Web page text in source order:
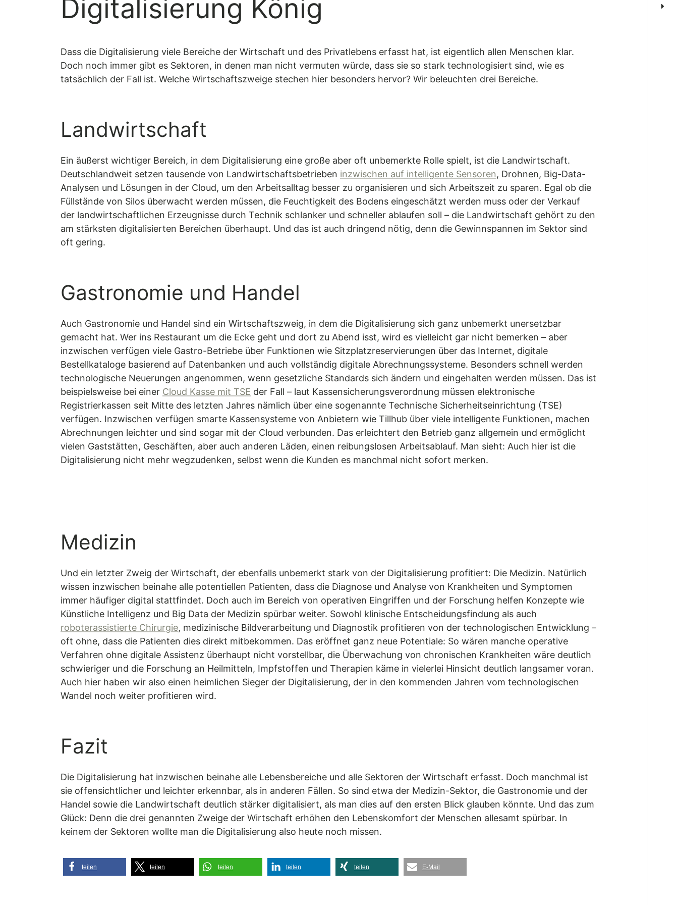
Digitalisierung König
Dass die Digitalisierung viele Bereiche der Wirtschaft und des Privatlebens erfasst hat, ist eigentlich allen Menschen klar.
Doch noch immer gibt es Sektoren, in denen man nicht vermuten würde, dass sie so stark technologisiert sind, wie es
tatsächlich der Fall ist. Welche Wirtschaftszweige stechen hier besonders hervor? Wir beleuchten drei Bereiche.
Landwirtschaft
Ein äußerst wichtiger Bereich, in dem Digitalisierung eine große aber oft unbemerkte Rolle spielt, ist die Landwirtschaft.
Deutschlandweit setzen tausende von Landwirtschaftsbetrieben inzwischen auf intelligente Sensoren, Drohnen, Big-Data-
Analysen und Lösungen in der Cloud, um den Arbeitsalltag besser zu organisieren und sich Arbeitszeit zu sparen. Egal ob die
Füllstände von Silos überwacht werden müssen, die Feuchtigkeit des Bodens eingeschätzt werden muss oder der Verkauf
der landwirtschaftlichen Erzeugnisse durch Technik schlanker und schneller ablaufen soll – die Landwirtschaft gehört zu den
am stärksten digitalisierten Bereichen überhaupt. Und das ist auch dringend nötig, denn die Gewinnspannen im Sektor sind
oft gering.
Gastronomie und Handel
Auch Gastronomie und Handel sind ein Wirtschaftszweig, in dem die Digitalisierung sich ganz unbemerkt unersetzbar
gemacht hat. Wer ins Restaurant um die Ecke geht und dort zu Abend isst, wird es vielleicht gar nicht bemerken – aber
inzwischen verfügen viele Gastro-Betriebe über Funktionen wie Sitzplatzreservierungen über das Internet, digitale
Bestellkataloge basierend auf Datenbanken und auch vollständig digitale Abrechnungssysteme. Besonders schnell werden
technologische Neuerungen angenommen, wenn gesetzliche Standards sich ändern und eingehalten werden müssen. Das ist
beispielsweise bei einer Cloud Kasse mit TSE der Fall – laut Kassensicherungsverordnung müssen elektronische
Registrierkassen seit Mitte des letzten Jahres nämlich über eine sogenannte Technische Sicherheitseinrichtung (TSE)
verfügen. Inzwischen verfügen smarte Kassensysteme von Anbietern wie Tillhub über viele intelligente Funktionen, machen
Abrechnungen leichter und sind sogar mit der Cloud verbunden. Das erleichtert den Betrieb ganz allgemein und ermöglicht
vielen Gaststätten, Geschäften, aber auch anderen Läden, einen reibungslosen Arbeitsablauf. Man sieht: Auch hier ist die
Digitalisierung nicht mehr wegzudenken, selbst wenn die Kunden es manchmal nicht sofort merken.
Medizin
Und ein letzter Zweig der Wirtschaft, der ebenfalls unbemerkt stark von der Digitalisierung profitiert: Die Medizin. Natürlich
wissen inzwischen beinahe alle potentiellen Patienten, dass die Diagnose und Analyse von Krankheiten und Symptomen
immer häufiger digital stattfindet. Doch auch im Bereich von operativen Eingriffen und der Forschung helfen Konzepte wie
Künstliche Intelligenz und Big Data der Medizin spürbar weiter. Sowohl klinische Entscheidungsfindung als auch
roboterassistierte Chirurgie, medizinische Bildverarbeitung und Diagnostik profitieren von der technologischen Entwicklung –
oft ohne, dass die Patienten dies direkt mitbekommen. Das eröffnet ganz neue Potentiale: So wären manche operative
Verfahren ohne digitale Assistenz überhaupt nicht vorstellbar, die Überwachung von chronischen Krankheiten wäre deutlich
schwieriger und die Forschung an Heilmitteln, Impfstoffen und Therapien käme in vielerlei Hinsicht deutlich langsamer voran.
Auch hier haben wir also einen heimlichen Sieger der Digitalisierung, der in den kommenden Jahren vom technologischen
Wandel noch weiter profitieren wird.
Fazit
Die Digitalisierung hat inzwischen beinahe alle Lebensbereiche und alle Sektoren der Wirtschaft erfasst. Doch manchmal ist
sie offensichtlicher und leichter erkennbar, als in anderen Fällen. So sind etwa der Medizin-Sektor, die Gastronomie und der
Handel sowie die Landwirtschaft deutlich stärker digitalisiert, als man dies auf den ersten Blick glauben könnte. Und das zum
Glück: Denn die drei genannten Zweige der Wirtschaft erhöhen den Lebenskomfort der Menschen allesamt spürbar. In
keinem der Sektoren wollte man die Digitalisierung also heute noch missen.
teilen teilen teilen teilen teilen E-Mail